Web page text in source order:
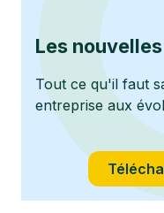
Les
Tout ce qu'il faut
entreprise aux